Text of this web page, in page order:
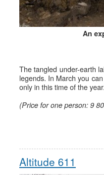
An
The tangled under-earth
legends. In March you
only in this time of the
(Price for one person: 9
Altitude 611